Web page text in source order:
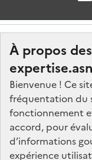
À propos
Bienvenue ! Ce
fréquentation du
fonctionnement
accord, pour
d’informations
expérience
Nos marchés
Nos offres d'emploi
FAQ